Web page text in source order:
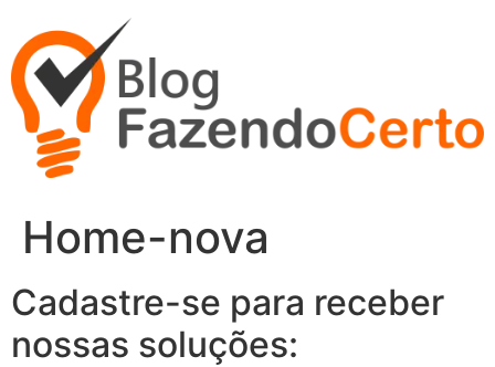
para
conteúdo
Home-nova
Cadastre-se para receber
nossas soluções: